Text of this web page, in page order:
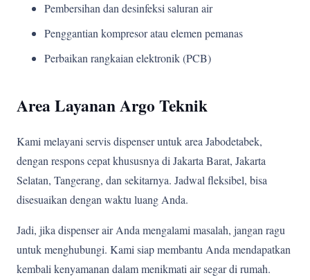
Pembersihan dan desinfeksi saluran air
Penggantian kompresor atau elemen pemanas
Perbaikan rangkaian elektronik (PCB)
Area Layanan Argo Teknik
Kami melayani servis dispenser untuk area Jabodetabek,
dengan respons cepat khususnya di Jakarta Barat, Jakarta
Selatan, Tangerang, dan sekitarnya. Jadwal fleksibel, bisa
disesuaikan dengan waktu luang Anda.
Jadi, jika dispenser air Anda mengalami masalah, jangan ragu
untuk menghubungi. Kami siap membantu Anda mendapatkan
kembali kenyamanan dalam menikmati air segar di rumah.